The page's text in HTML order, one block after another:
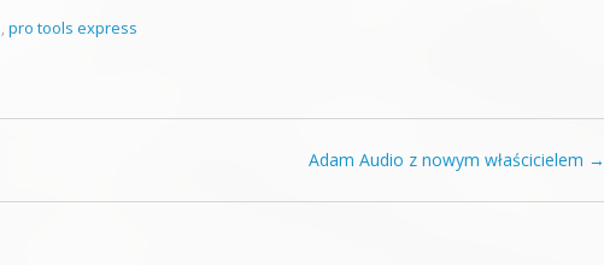
, pro tools express
Adam Audio z nowym właścicielem →